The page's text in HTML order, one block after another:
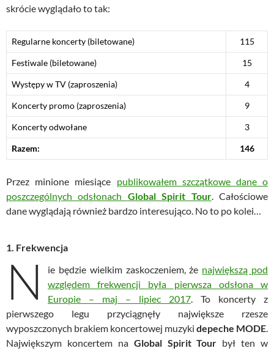
skrócie wyglądało to tak:
Regularne koncerty (biletowane) 115
Festiwale (biletowane) 15
Występy w TV (zaproszenia) 4
Koncerty promo (zaproszenia) 9
Koncerty odwołane 3
Razem: 146
Przez minione miesiące publikowałem szczątkowe dane o
poszczególnych odsłonach Global Spirit Tour. Całościowe
dane wyglądają również bardzo interesująco. No to po kolei…
1. Frekwencja
N ie będzie wielkim zaskoczeniem, że największą pod
względem frekwencji była pierwsza odsłona w
Europie – maj – lipiec 2017. To koncerty z
pierwszego legu przyciągnęły największe rzesze
wyposzczonych brakiem koncertowej muzyki depeche MODE.
Największym koncertem na Global Spirit Tour był ten w